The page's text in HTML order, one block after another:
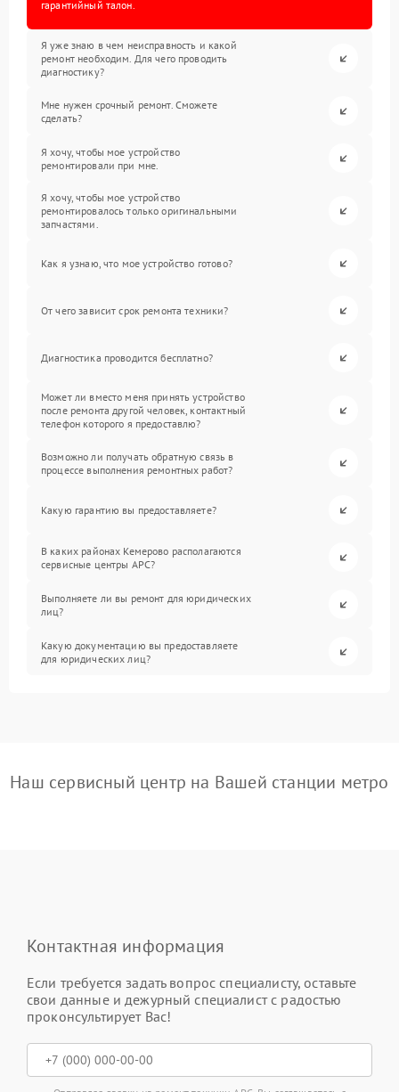
гарантийный талон.
Я уже знаю в чем неисправность и какой
ремонт необходим. Для чего проводить
диагностику?
Мне нужен срочный ремонт. Сможете
сделать?
Я хочу, чтобы мое устройство
ремонтировали при мне.
Я хочу, чтобы мое устройство
ремонтировалось только оригинальными
запчастями.
Как я узнаю, что мое устройство готово?
От чего зависит срок ремонта техники?
Диагностика проводится бесплатно?
Может ли вместо меня принять устройство
после ремонта другой человек, контактный
телефон которого я предоставлю?
Возможно ли получать обратную связь в
процессе выполнения ремонтных работ?
Какую гарантию вы предоставляете?
В каких районах Кемерово располагаются
сервисные центры APC?
Выполняете ли вы ремонт для юридических
лиц?
Какую документацию вы предоставляете
для юридических лиц?
Наш сервисный центр на Вашей станции метро
Контактная информация
Если требуется задать вопрос специалисту, оставьте
свои данные и дежурный специалист с радостью
проконсультирует Вас!